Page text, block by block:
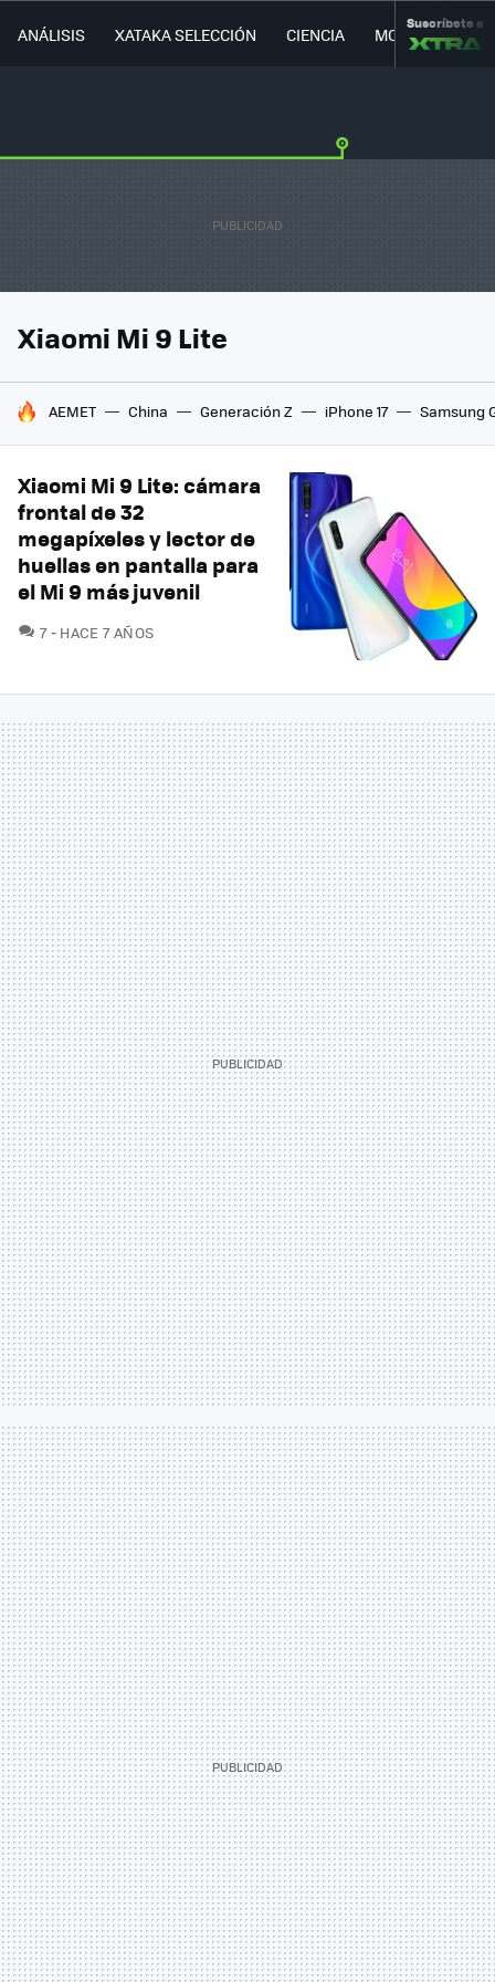
ANÁLISIS XATAKA SELECCIÓN CIENCIA MOVILIDAD
Suscríbete a
Xiaomi Mi 9 Lite
HOY SE HABLA DE
AEMET China Generación Z iPhone 17 Samsung
Xiaomi Mi 9 Lite: cámara
frontal de 32
megapíxeles y lector de
huellas en pantalla para
el Mi 9 más juvenil
7COMENTARIOS
HACE 7 AÑOS